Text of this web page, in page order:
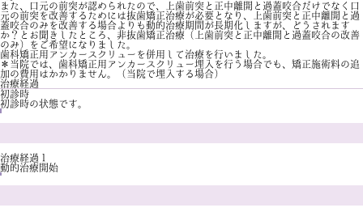
また、口元の前突が認められたので、上歯前突と正中離開と過蓋咬合だけでなく口
元の前突を改善するためには抜歯矯正治療が必要となり、上歯前突と正中離開と過
蓋咬合のみを改善する場合よりも動的治療期間が長期化しますが、どうされます
か？とお聞きしたところ、非抜歯矯正治療（上歯前突と正中離開と過蓋咬合の改善
のみ）をご希望になりました。
歯科矯正用アンカースクリューを併用して治療を行いました。
＊当院では、歯科矯正用アンカースクリュー埋入を行う場合でも、矯正施術料の追
加の費用はかかりません。（当院で埋入する場合）
治療経過
初診時
初診時の状態です。
治療経過１
動的治療開始